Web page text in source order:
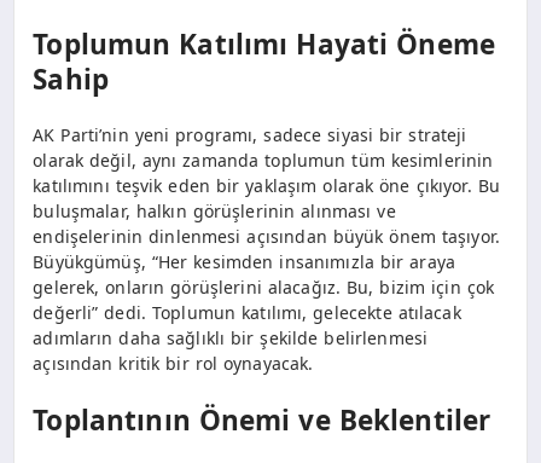
Toplumun Katılımı Hayati Öneme
Sahip
AK Parti’nin yeni programı, sadece siyasi bir strateji
olarak değil, aynı zamanda toplumun tüm kesimlerinin
katılımını teşvik eden bir yaklaşım olarak öne çıkıyor. Bu
buluşmalar, halkın görüşlerinin alınması ve
endişelerinin dinlenmesi açısından büyük önem taşıyor.
Büyükgümüş, “Her kesimden insanımızla bir araya
gelerek, onların görüşlerini alacağız. Bu, bizim için çok
değerli” dedi. Toplumun katılımı, gelecekte atılacak
adımların daha sağlıklı bir şekilde belirlenmesi
açısından kritik bir rol oynayacak.
Toplantının Önemi ve Beklentiler